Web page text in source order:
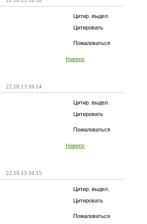
Цитир. выдел.
Цитировать
Пожаловаться
Наверх
22.10.13 10:14
Цитир. выдел.
Цитировать
Пожаловаться
Наверх
22.10.13 10:15
Цитир. выдел.
Цитировать
Пожаловаться